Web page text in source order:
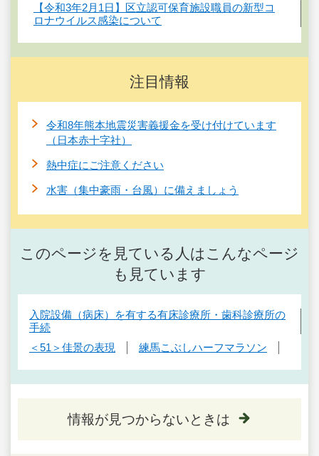
【令和3年2月1日】区立認可保育施設職員の新型コ
ロナウイルス感染について
注目情報
令和8年熊本地震災害義援金を受け付けています
（日本赤十字社）
熱中症にご注意ください
水害（集中豪雨・台風）に備えましょう
このページを見ている人はこんなページ
も見ています
入院設備（病床）を有する有床診療所・歯科診療所の
手続
＜51＞佳景の表現
練馬こぶしハーフマラソン
情報が見つからないときは